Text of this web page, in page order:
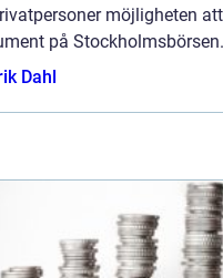
möjligheten
på
Dahl